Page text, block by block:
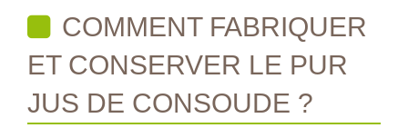
COMMENT FABRIQUER
ET CONSERVER LE PUR
JUS DE CONSOUDE ?